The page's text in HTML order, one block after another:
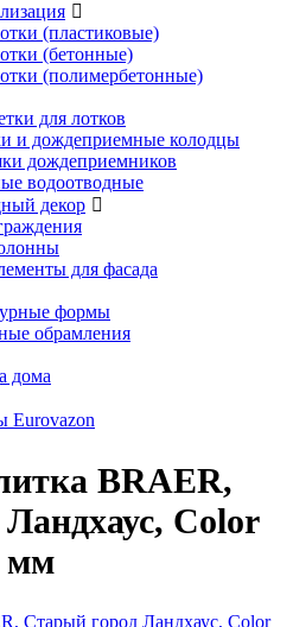
(пластиковые)
(бетонные)
(полимербетонные)
для лотков
и дождеприемные колодцы
дождеприемников
водоотводные
декор
для фасада
формы
обрамления
дома
Eurovazon
BRAER,
Color
мм